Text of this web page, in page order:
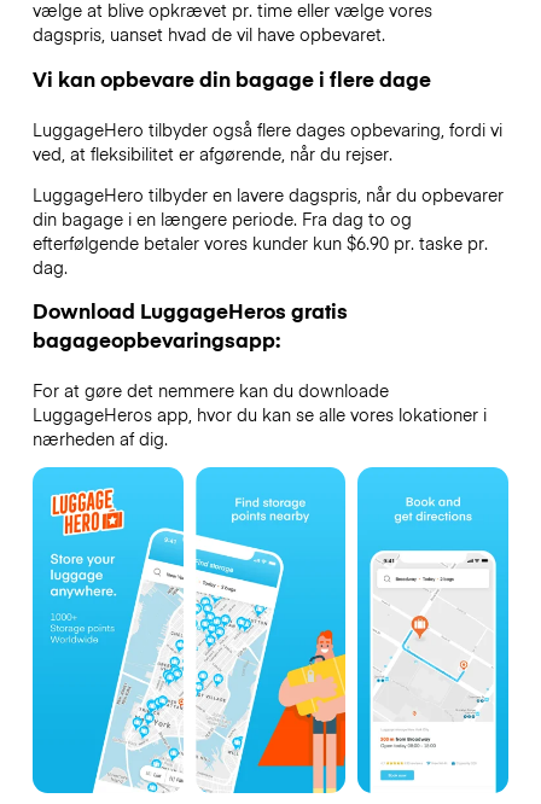
vælge at blive opkrævet pr. time eller vælge vores
dagspris, uanset hvad de vil have opbevaret.
Vi kan opbevare din bagage i flere dage
LuggageHero tilbyder også flere dages opbevaring, fordi vi
ved, at fleksibilitet er afgørende, når du rejser.
LuggageHero tilbyder en lavere dagspris, når du opbevarer
din bagage i en længere periode. Fra dag to og
efterfølgende betaler vores kunder kun $6.90 pr. taske pr.
dag.
Download LuggageHeros gratis
bagageopbevaringsapp:
For at gøre det nemmere kan du downloade
LuggageHeros app, hvor du kan se alle vores lokationer i
nærheden af dig.